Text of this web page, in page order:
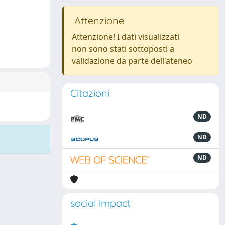
Attenzione
Attenzione! I dati visualizzati
non sono stati sottoposti a
validazione da parte dell'ateneo
Citazioni
ND
ND
ND
social impact